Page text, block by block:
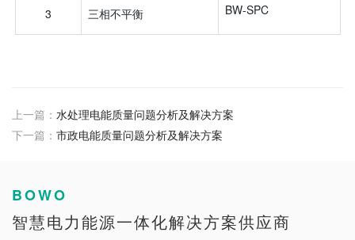
3 三相不平衡 BW-SPC
上一篇： 水处理电能质量问题分析及解决方案
下一篇： 市政电能质量问题分析及解决方案
BOWO
智慧电力能源一体化解决方案供应商